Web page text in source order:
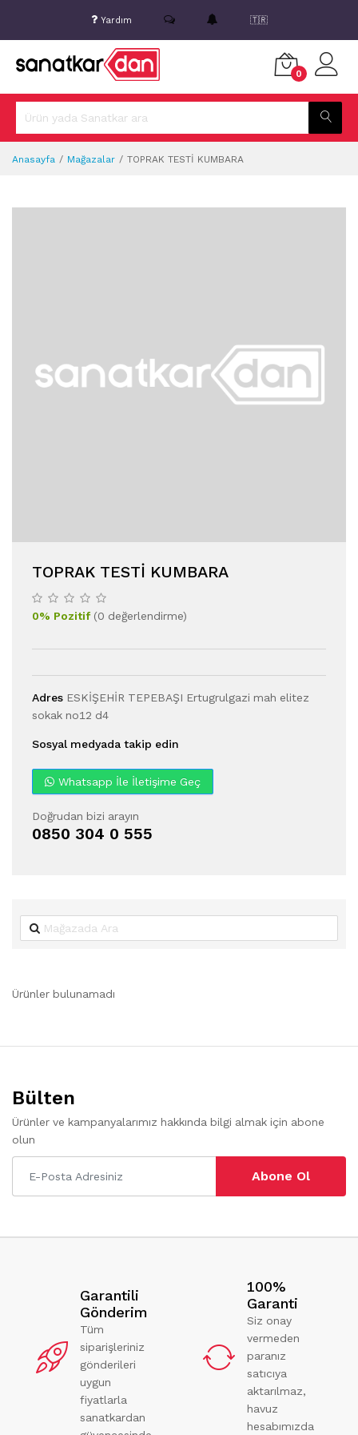
Yardım 🇹🇷
0
Anasayfa Mağazalar TOPRAK TESTİ KUMBARA
TOPRAK TESTİ KUMBARA
0% Pozitif(0 değerlendirme)
Adres ESKİŞEHİR TEPEBAŞI Ertugrulgazi mah elitez
sokak no12 d4
Sosyal medyada takip edin
Whatsapp İle İletişime Geç
Doğrudan bizi arayın
0850 304 0 555
Ürünler bulunamadı
Bülten
Ürünler ve kampanyalarımız hakkında bilgi almak için abone
olun
Abone Ol
Garantili
Gönderim
Tüm
siparişleriniz
gönderileri
uygun
fiyatlarla
sanatkardan
100%
Garanti
Siz onay
vermeden
paranız
satıcıya
aktarılmaz,
havuz
hesabımızda